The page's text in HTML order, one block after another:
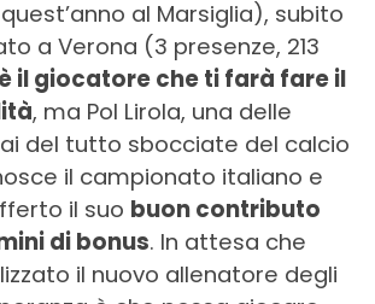
al Marsiglia), subito
a Verona (3 presenze, 213
il giocatore che ti farà fare il
, ma Pol Lirola, una delle
del tutto sbocciate del calcio
il campionato italiano e
il suo buon contributo
di bonus. In attesa che
il nuovo allenatore degli